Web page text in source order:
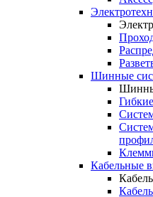
Шинные
Кабельные